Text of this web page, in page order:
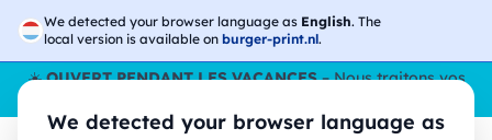
We detected your browser language as English. The
local version is available on burger-print.nl.
We detected your browser language as
☀️OUVERT PENDANT LES VACANCES– Nous traitons vos